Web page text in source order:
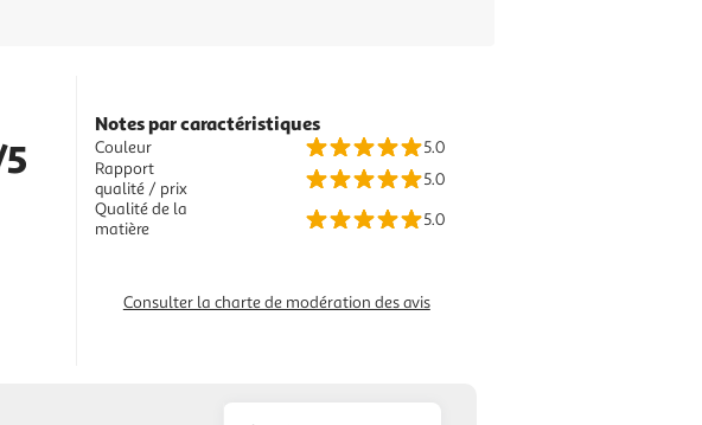
Notes par caractéristiques
Couleur
5.0
Rapport
qualité / prix
5.0
Qualité de la
matière
5.0
Consulter la charte de modération des avis